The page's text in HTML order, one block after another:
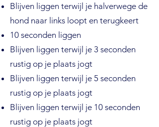
Blijven liggen terwijl je halverwege de
hond naar links loopt en terugkeert
10 seconden liggen
Blijven liggen terwijl je 3 seconden
rustig op je plaats jogt
Blijven liggen terwijl je 5 seconden
rustig op je plaats jogt
Blijven liggen terwijl je 10 seconden
rustig op je plaats jogt